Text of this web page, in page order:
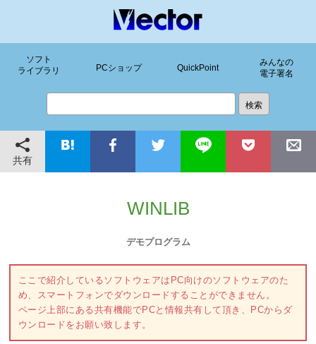
ソフト
ライブラリ
PCショップ QuickPoint
みんなの
電子署名
共有
WINLIB
デモプログラム
ここで紹介しているソフトウェアはPC向けのソフトウェアのた
め、スマートフォンでダウンロードすることができません。
ページ上部にある共有機能でPCと情報共有して頂き、PCからダ
ウンロードをお願い致します。